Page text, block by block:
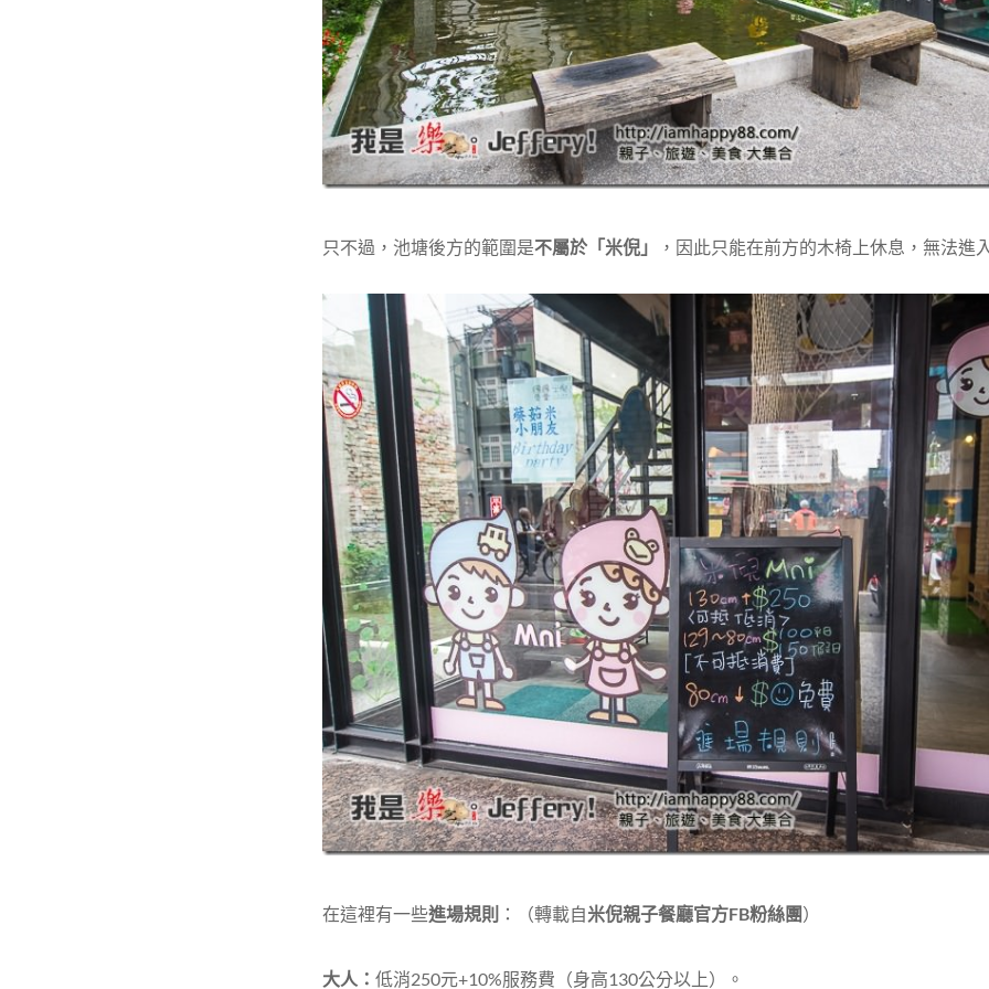
只不過，池塘後方的範圍是不屬於「米倪」 ，因此只能在前方的木椅上休息，無法進
在這裡有一些進場規則 ：（轉載自米倪親子餐廳官方FB粉絲團）
大人： 低消250元+10%服務費（身高130公分以上）。